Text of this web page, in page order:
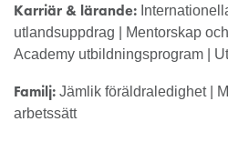
Karriär & lärande:
utlandsuppdrag | Mentorskap
Academy utbildningsprogram |
Familj: Jämlik föräldraledighet |
arbetssätt